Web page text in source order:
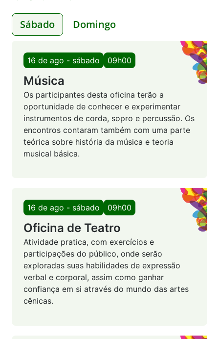
Sábado Domingo
16 de ago - sábado 09h00
Música
Os participantes desta oficina terão a
oportunidade de conhecer e experimentar
instrumentos de corda, sopro e percussão. Os
encontros contaram também com uma parte
teórica sobre história da música e teoria
musical básica.
16 de ago - sábado 09h00
Oficina de Teatro
Atividade pratica, com exercícios e
participações do público, onde serão
exploradas suas habilidades de expressão
verbal e corporal, assim como ganhar
confiança em si através do mundo das artes
cênicas.